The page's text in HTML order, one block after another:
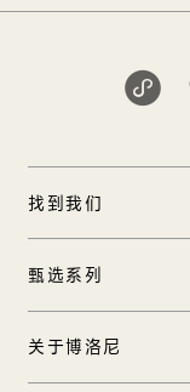
找到我们
中国区加盟
工程合作
甄选系列
产品中心
实景案例
关于博洛尼